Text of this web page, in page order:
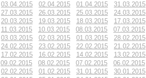
03.04.2015 02.04.2015 01.04.2015 31.03.2015
27.03.2015 26.03.2015 25.03.2015 24.03.2015
20.03.2015 19.03.2015 18.03.2015 17.03.2015
11.03.2015 10.03.2015 08.03.2015 07.03.2015
03.03.2015 02.03.2015 01.03.2015 28.02.2015
24.02.2015 23.02.2015 22.02.2015 21.02.2015
17.02.2015 16.02.2015 14.02.2015 13.02.2015
09.02.2015 08.02.2015 07.02.2015 06.02.2015
02.02.2015 01.02.2015 31.01.2015 30.01.2015